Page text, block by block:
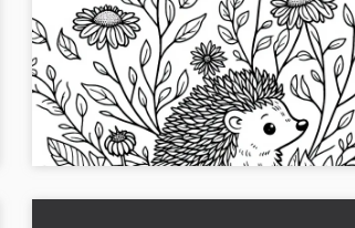
Kirpi solan sonbahar çiçeklerinin
arasında oturuyor – Ücretsiz
boyama resmi
Renkleri sonbahar ruhuna katın, ücretsiz
boyama sayfamızla! Çiçekler arasında bir kirpi
sizi bekliyor...